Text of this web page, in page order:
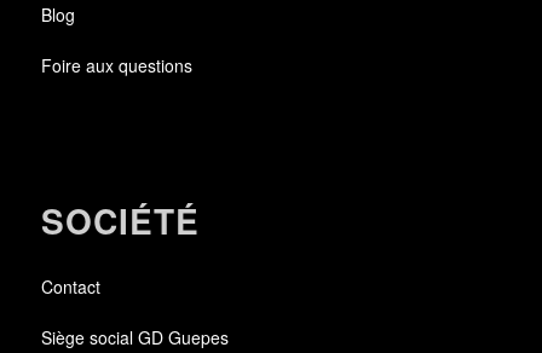
Blog
Foire aux questions
SOCIÉTÉ
Contact
Siège social GD Guepes